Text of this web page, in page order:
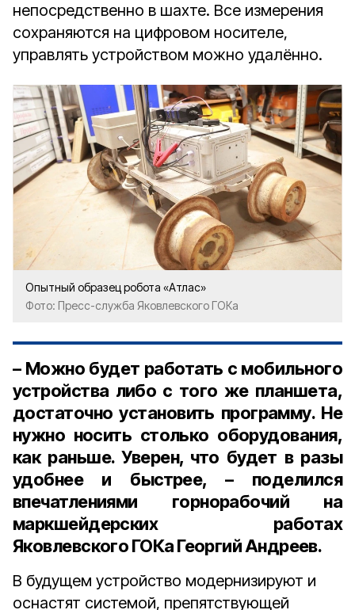
непосредственно в шахте. Все измерения
сохраняются на цифровом носителе,
управлять устройством можно удалённо.
Опытный образец робота «Атлас»
Фото: Пресс-служба Яковлевского ГОКа
– Можно будет работать с мобильного
устройства либо с того же планшета,
достаточно установить программу. Не
нужно носить столько оборудования,
как раньше. Уверен, что будет в разы
удобнее и быстрее, – поделился
впечатлениями горнорабочий на
маркшейдерских работах
Яковлевского ГОКа Георгий Андреев.
В будущем устройство модернизируют и
оснастят системой, препятствующей